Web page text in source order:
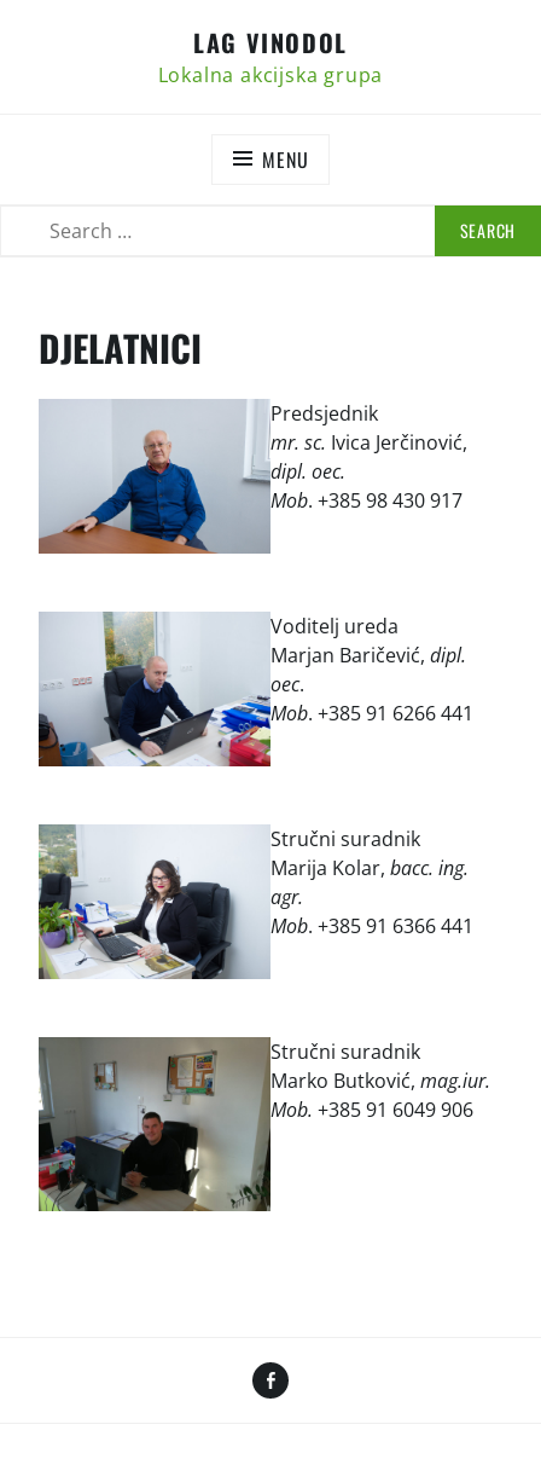
LAG VINODOL
Lokalna akcijska grupa
MENU
DJELATNICI
Predsjednik
mr. sc. Ivica Jerčinović,
dipl. oec.
Mob. +385 98 430 917
Voditelj ureda
Marjan Baričević, dipl.
oec.
Mob. +385 91 6266 441
Stručni suradnik
Marija Kolar, bacc. ing.
agr.
Mob. +385 91 6366 441
Stručni suradnik
Marko Butković, mag.iur.
Mob. +385 91 6049 906